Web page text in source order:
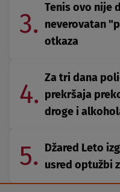
3.
Tenis ovo nije
neverovatan
otkaza
4.
Za tri dana
prekršaja
droge i
5. Džared Leto
usred optužbi